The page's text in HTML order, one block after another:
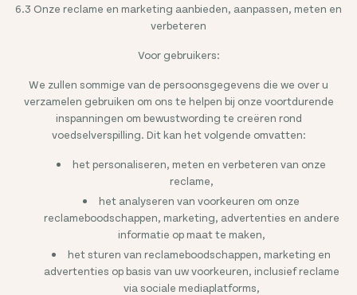
6.3 Onze reclame en marketing aanbieden, aanpassen, meten en
verbeteren
Voor gebruikers:
We zullen sommige van de persoonsgegevens die we over u
verzamelen gebruiken om ons te helpen bij onze voortdurende
inspanningen om bewustwording te creëren rond
voedselverspilling. Dit kan het volgende omvatten:
het personaliseren, meten en verbeteren van onze
reclame,
het analyseren van voorkeuren om onze
reclameboodschappen, marketing, advertenties en andere
informatie op maat te maken,
het sturen van reclameboodschappen, marketing en
advertenties op basis van uw voorkeuren, inclusief reclame
via sociale mediaplatforms,